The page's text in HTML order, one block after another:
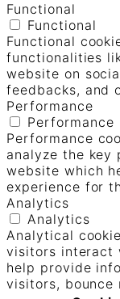
Functional
Functional
Functional
functionalities
website on
feedbacks, and
Performance
Performance
Performance
analyze the key
website which
experience for
Analytics
Analytics
Analytical
visitors interact
help provide
visitors,